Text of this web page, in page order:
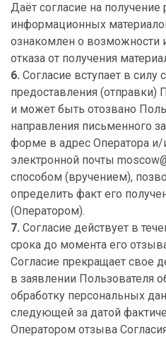
Даёт согласие на получение
информационных
ознакомлен о возможности
отказа от получения
6. Согласие вступает в силу
предоставления (отправки)
и может быть отозвано
направления письменного
форме в адрес Оператора и/
электронной почты
способом (вручением),
определить факт его
(Оператором).
7. Согласие действует в
срока до момента его
Согласие прекращает свое
в заявлении Пользователя
обработку персональных
следующей за датой
Оператором отзыва